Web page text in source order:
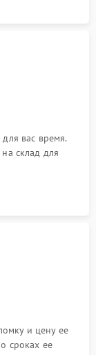
вас время.
склад для
и цену ее
сроках ее